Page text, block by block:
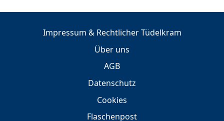
Impressum & Rechtlicher Tüdelkram
Über uns
AGB
Datenschutz
Cookies
Flaschenpost